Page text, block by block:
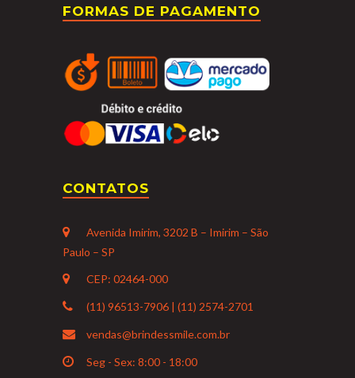
FORMAS DE PAGAMENTO
CONTATOS
Avenida Imirim, 3202 B – Imirim – São
Paulo – SP
CEP: 02464-000
(11) 96513-7906 | (11) 2574-2701
vendas@brindessmile.com.br
Seg - Sex: 8:00 - 18:00